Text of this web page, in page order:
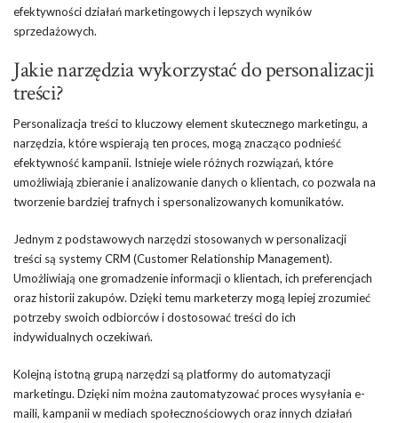
efektywności działań marketingowych i lepszych wyników
sprzedażowych.
Jakie narzędzia wykorzystać do personalizacji
treści?
Personalizacja treści to kluczowy element skutecznego marketingu, a
narzędzia, które wspierają ten proces, mogą znacząco podnieść
efektywność kampanii. Istnieje wiele różnych rozwiązań, które
umożliwiają zbieranie i analizowanie danych o klientach, co pozwala na
tworzenie bardziej trafnych i spersonalizowanych komunikatów.
Jednym z podstawowych narzędzi stosowanych w personalizacji
treści są systemy CRM (Customer Relationship Management).
Umożliwiają one gromadzenie informacji o klientach, ich preferencjach
oraz historii zakupów. Dzięki temu marketerzy mogą lepiej zrozumieć
potrzeby swoich odbiorców i dostosować treści do ich
indywidualnych oczekiwań.
Kolejną istotną grupą narzędzi są platformy do automatyzacji
marketingu. Dzięki nim można zautomatyzować proces wysyłania e-
maili, kampanii w mediach społecznościowych oraz innych działań